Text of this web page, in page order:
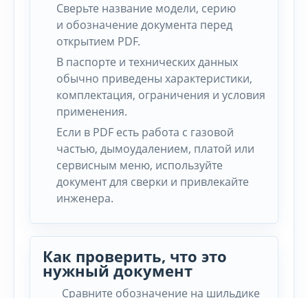
Сверьте название модели, серию
и обозначение документа перед
открытием PDF.
В паспорте и технических данных
обычно приведены характеристики,
комплектация, ограничения и условия
применения.
Если в PDF есть работа с газовой
частью, дымоудалением, платой или
сервисным меню, используйте
документ для сверки и привлекайте
инженера.
Как проверить, что это
нужный документ
Сравните обозначение на шильдике